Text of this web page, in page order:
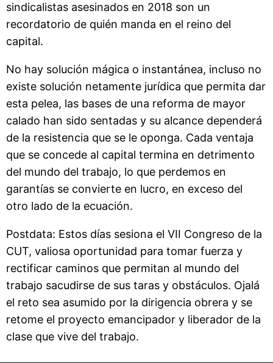
sindicalistas asesinados en 2018 son un
recordatorio de quién manda en el reino del
capital.
No hay solución mágica o instantánea, incluso no
existe solución netamente jurídica que permita dar
esta pelea, las bases de una reforma de mayor
calado han sido sentadas y su alcance dependerá
de la resistencia que se le oponga. Cada ventaja
que se concede al capital termina en detrimento
del mundo del trabajo, lo que perdemos en
garantías se convierte en lucro, en exceso del
otro lado de la ecuación.
Postdata: Estos días sesiona el VII Congreso de la
CUT, valiosa oportunidad para tomar fuerza y
rectificar caminos que permitan al mundo del
trabajo sacudirse de sus taras y obstáculos. Ojalá
el reto sea asumido por la dirigencia obrera y se
retome el proyecto emancipador y liberador de la
clase que vive del trabajo.